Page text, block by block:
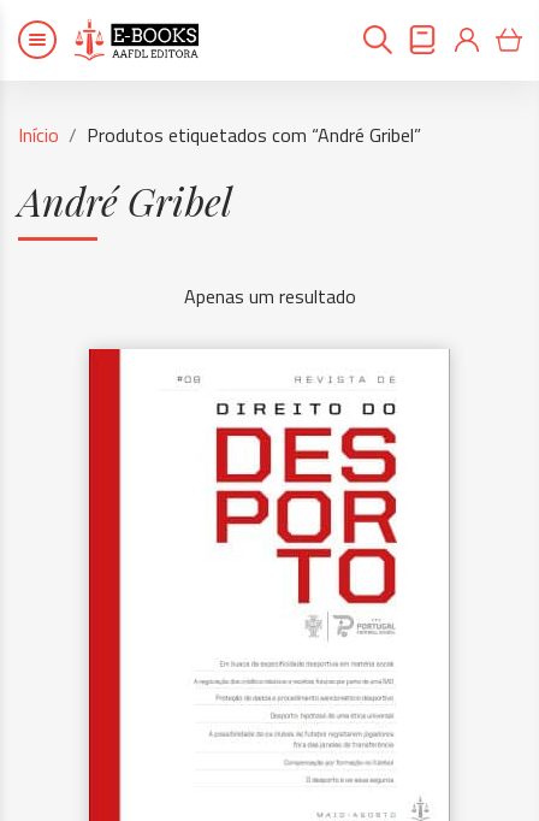
Início Produtos etiquetados com “André Gribel”
André Gribel
Apenas um resultado